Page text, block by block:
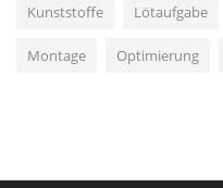
Kunststoffe Lötaufgabe
Montage Optimierung